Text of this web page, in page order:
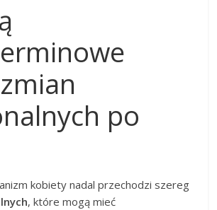
po
kobiety nadal przechodzi szereg
, które mogą mieć